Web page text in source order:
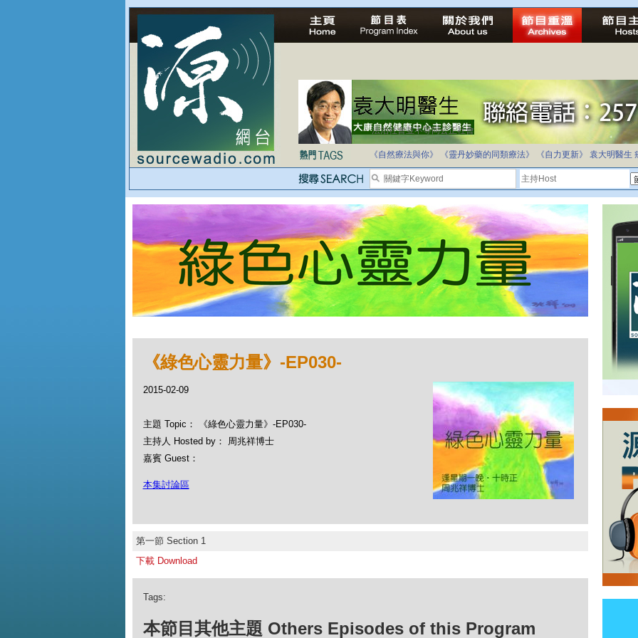
法治社會並不等同公正社會
自家教育合法化-推動多元化教育，全民學卷制
《自然療法與你》
《靈丹妙藥的同類療法》 《自力更新》 袁大明醫生
《綠色心靈力量》-EP030-
2015-02-09
主題 Topic： 《綠色心靈力量》-EP030-
主持人 Hosted by： 周兆祥博士
嘉賓 Guest：
本集討論區
第一節 Section 1
下載 Download
Tags:
本節目其他主題 Others Episodes of this Program